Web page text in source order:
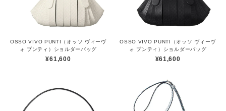
OSSO VIVO PUNTI（オッソ ヴィーヴ
ォ プンティ）ショルダーバッグ
¥61,600
OSSO VIVO PUNTI（オッソ ヴィーヴ
ォ プンティ）ショルダーバッグ
¥61,600